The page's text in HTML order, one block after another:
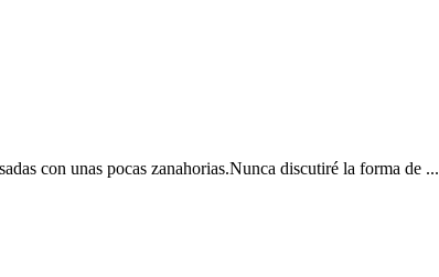
con unas pocas zanahorias.Nunca discutiré la forma de ...